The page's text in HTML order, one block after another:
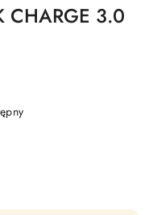
CHARGE 3.0